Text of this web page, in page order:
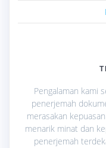
Pengalaman kami
penerjemah
merasakan
menarik minat dan
penerjemah